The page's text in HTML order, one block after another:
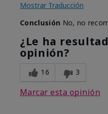
Mostrar Traducción
Conclusión No, no
¿Le ha
opinión?
16 3
Marcar esta opinión